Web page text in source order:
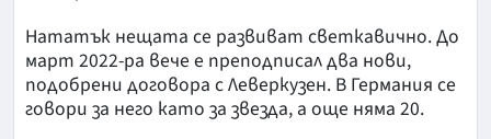
Нататък нещата се развиват светкавично. До
март 2022-ра вече е преподписал два нови,
подобрени договора с Леверкузен. В Германия се
говори за него като за звезда, а още няма 20.